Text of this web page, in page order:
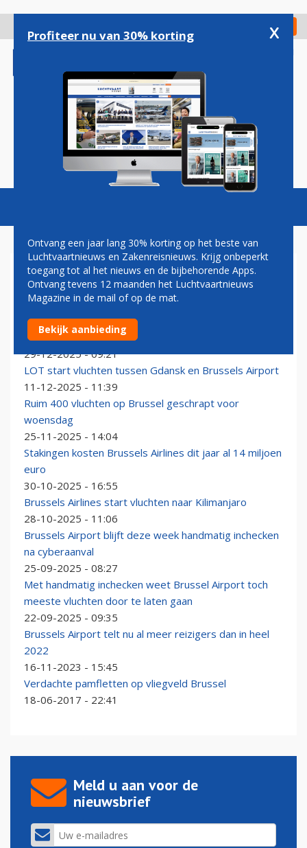
gaan
Check in
Magazine Podcasts Vacatures
BRUSSEL AIRPORT
Stakingen zorgden dit jaar voor 2400 geschrapte
vluchten op Brussels Airport
29-12-2025 - 09:21
LOT start vluchten tussen Gdansk en Brussels Airport
11-12-2025 - 11:39
Ruim 400 vluchten op Brussel geschrapt voor
woensdag
25-11-2025 - 14:04
Stakingen kosten Brussels Airlines dit jaar al 14 miljoen
euro
30-10-2025 - 16:55
Brussels Airlines start vluchten naar Kilimanjaro
28-10-2025 - 11:06
Brussels Airport blijft deze week handmatig inchecken
na cyberaanval
25-09-2025 - 08:27
Met handmatig inchecken weet Brussel Airport toch
meeste vluchten door te laten gaan
22-09-2025 - 09:35
Brussels Airport telt nu al meer reizigers dan in heel
2022
16-11-2023 - 15:45
Verdachte pamfletten op vliegveld Brussel
18-06-2017 - 22:41
Meld u aan voor de
nieuwsbrief
Profiteer nu van 30% korting x
Ontvang een jaar lang 30% korting op het beste van
Luchtvaartnieuws en Zakenreisnieuws. Krijg onbeperkt
toegang tot al het nieuws en de bijbehorende Apps.
Ontvang tevens 12 maanden het Luchtvaartnieuws
Magazine in de mail of op de mat.
Bekijk aanbieding